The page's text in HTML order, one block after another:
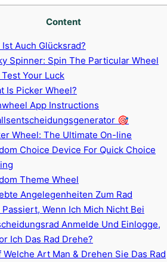
Content
Ist Auch Glücksrad?
Spinner: Spin The Particular Wheel
Your Luck
Is Picker Wheel?
App Instructions
🎯
Wheel: The Ultimate On-line
Choice Device For Quick Choice
Theme Wheel
Angelegenheiten Zum Rad
Passiert, Wenn Ich Mich Nicht Bei
Anmelde Und Einlogge,
Ich Das Rad Drehe?
Welche Art Man & Drehen Sie Das Rad